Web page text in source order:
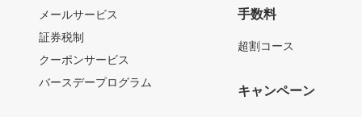
メールサービス
証券税制
クーポンサービス
バースデープログラム
手数料
超割コース
キャンペーン